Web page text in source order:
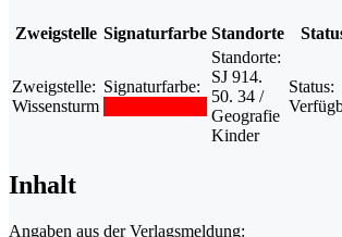
Zweigstelle Signaturfarbe Standorte
Zweigstelle:
Wissensturm
Signaturfarbe:
Standorte:
SJ 914.
50. 34 /
Geografie
Kinder
Status:
Inhalt
Angaben aus der Verlagsmeldung: